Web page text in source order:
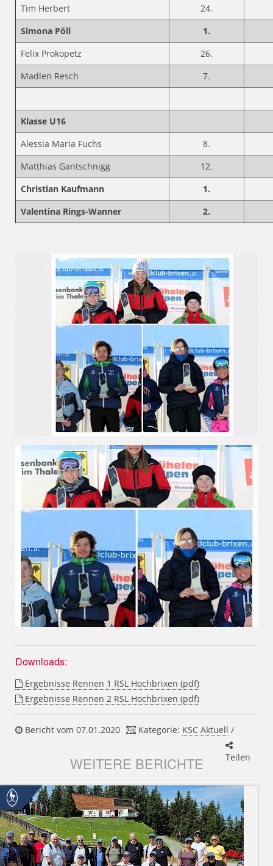
Tim Herbert
24.
Simona Pöll
1.
Felix Prokopetz
26.
Madlen Resch
7.
Klasse U16
Alessia Maria Fuchs
8.
Matthias Gantschnigg
12.
Christian Kaufmann
1.
Valentina Rings-Wanner
2.
Downloads:
Ergebnisse Rennen 1 RSL Hochbrixen (pdf)
Ergebnisse Rennen 2 RSL Hochbrixen (pdf)
Bericht vom 07.01.2020 Kategorie: KSC Aktuell /
Teilen
WEITERE BERICHTE